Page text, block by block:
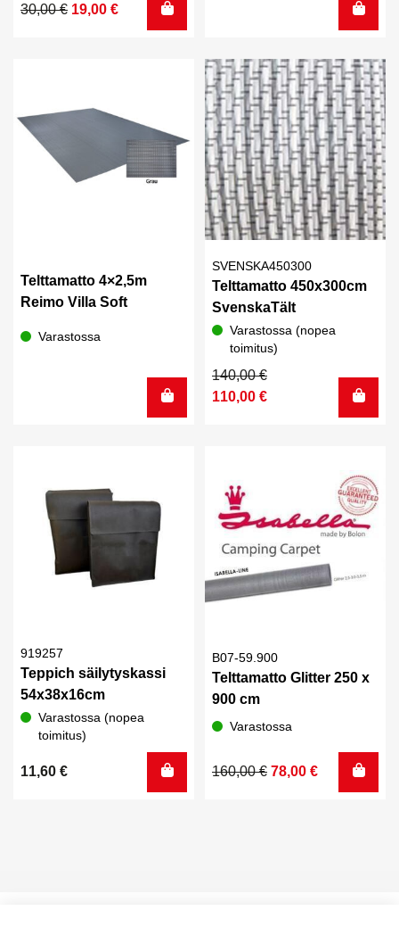
30,00€
Alkuperäinen
19,00 €
Nykyinen
Telttamatto 4×2,5m
Reimo Villa Soft
Varastossa
SVENSKA450300
Telttamatto 450x300cm
SvenskaTält
Varastossa (nopea
toimitus)
140,00€
Alkuperäinen
hinta
110,00 €
Nykyinen
hinta
919257
Teppich säilytyskassi
54x38x16cm
Varastossa (nopea
toimitus)
11,60 €
B07-59.900
Telttamatto Glitter 250 x
900 cm
Varastossa
160,00€
Alkuperäinen
78,00 €
Nykyinen